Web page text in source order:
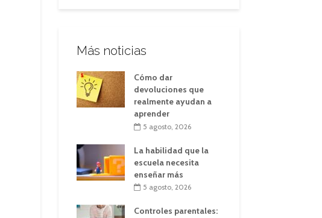
Más noticias
Cómo dar
devoluciones que
realmente ayudan a
aprender
5 agosto, 2026
La habilidad que la
escuela necesita
enseñar más
5 agosto, 2026
Controles parentales: